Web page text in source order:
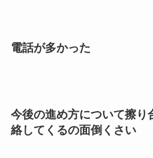
電話が多かった
今後の進め方について擦り
絡してくるの面倒くさい